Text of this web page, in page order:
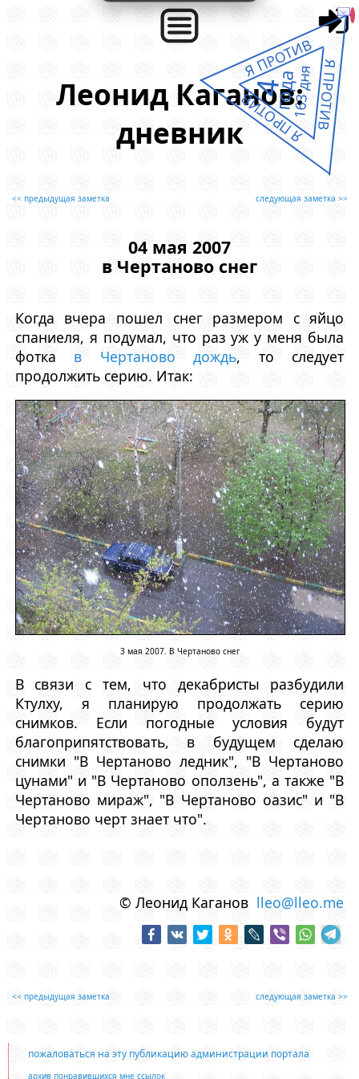
Леонид Каганов:
дневник
<< предыдущая заметка следующая заметка >>
04 мая 2007
в Чертаново снег
Когда вчера пошел снег размером с яйцо
спаниеля, я подумал, что раз уж у меня была
фотка в Чертаново дождь, то следует
продолжить серию. Итак:
3 мая 2007. В Чертаново снег
В связи с тем, что декабристы разбудили
Ктулху, я планирую продолжать серию
снимков. Если погодные условия будут
благоприпятствовать, в будущем сделаю
снимки "В Чертаново ледник", "В Чертаново
цунами" и "В Чертаново оползень", а также "В
Чертаново мираж", "В Чертаново оазис" и "В
Чертаново черт знает что".
© Леонид Каганов lleo@lleo.me
<< предыдущая заметка следующая заметка >>
пожаловаться на эту публикацию администрации портала
архив понравившихся мне ссылок
Я ПРОТИВ
Я ПРОТИВ
Я ПРОТИВ
4
года163 дня